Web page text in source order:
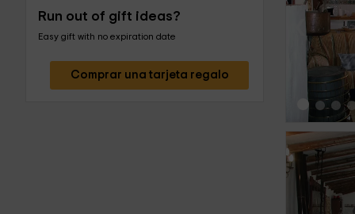
Run out of gift ideas?
Easy gift with no expiration date
Comprar una tarjeta regalo
‹